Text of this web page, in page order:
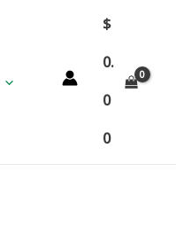
$
0.
0
0